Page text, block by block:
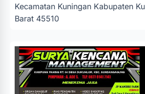
Kecamatan Kuningan Kabupaten
Barat 45510